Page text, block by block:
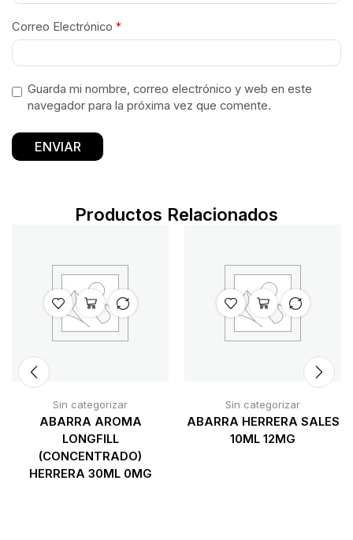
Correo Electrónico *
Guarda mi nombre, correo electrónico y web en este
navegador para la próxima vez que comente.
Productos Relacionados
Sin categorizar
ABARRA AROMA
LONGFILL
(CONCENTRADO)
HERRERA 30ML 0MG
Sin categorizar
ABARRA HERRERA SALES
10ML 12MG